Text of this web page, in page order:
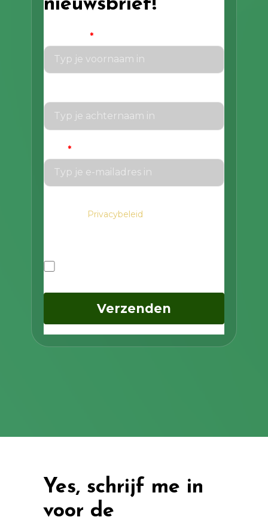
nieuwsbrief!
*
*
Privacybeleid
Ik ga akkoord met het privacybeleid
Verzenden
Yes, schrijf me in
voor de